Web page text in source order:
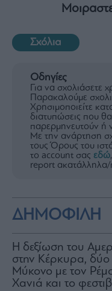
Σχόλια
Οδηγίες
Για να σχολιάσετε
Παρακαλούμε
Χρησιμοποιείτε
διατυπώσεις που
παρερμηνευτούν ή
Με την ανάρτηση
τους Όρους του
το account σας εδώ
report ακατάλληλα/
ΔΗΜΟΦΙΛΗ
H δεξίωση του
στην Κέρκυρα, δύο
Μύκονο με τον
Χανιά και το